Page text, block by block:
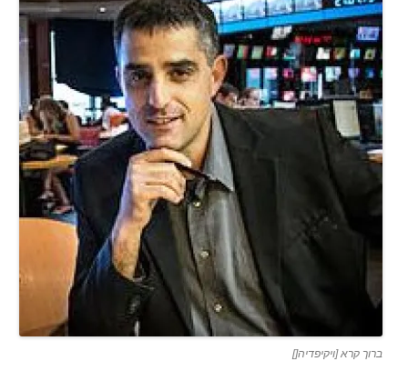
ברוך קרא [ויקיפדיה[]